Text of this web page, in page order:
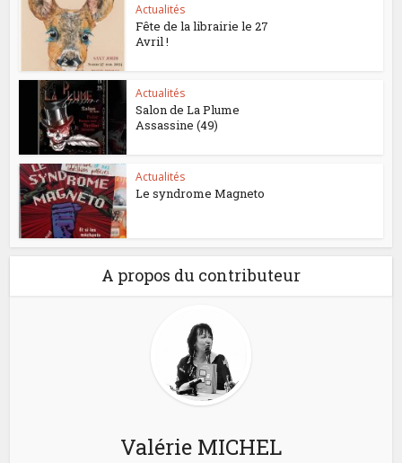
Actualités
Fête de la librairie le 27
Avril !
Actualités
Salon de La Plume
Assassine (49)
Actualités
Le syndrome Magneto
A propos du contributeur
Valérie MICHEL